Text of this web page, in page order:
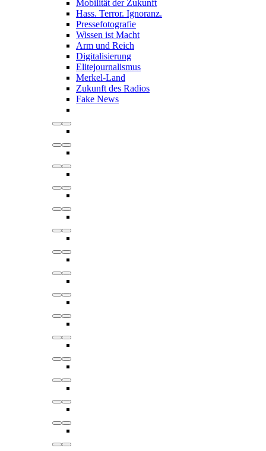
Mobilität der Zukunft
Hass. Terror. Ignoranz.
Pressefotografie
Wissen ist Macht
Arm und Reich
Digitalisierung
Elitejournalismus
Merkel-Land
Zukunft des Radios
Fake News